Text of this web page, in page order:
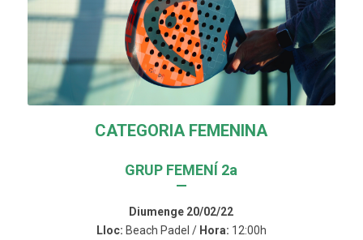
CATEGORIA FEMENINA
GRUP FEMENÍ 2a
—
Diumenge 20/02/22
Lloc: Beach Padel / Hora: 12:00h